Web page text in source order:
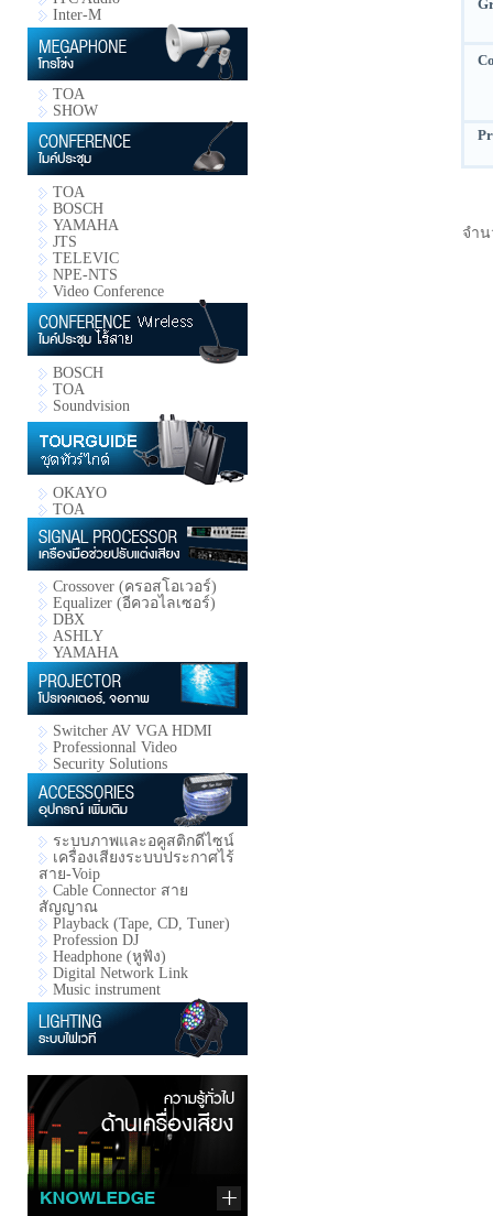
Inter-M
TOA
SHOW
TOA
BOSCH
YAMAHA
JTS
TELEVIC
NPE-NTS
Video Conference
BOSCH
TOA
Soundvision
OKAYO
TOA
Crossover (ครอสโอเวอร์)
Equalizer (อีควอไลเซอร์)
DBX
ASHLY
YAMAHA
Switcher AV VGA HDMI
Professionnal Video
Security Solutions
ระบบภาพและอคูสติกดีไซน์
เครื่องเสียงระบบประกาศไร้
สาย-Voip
Cable Connector สาย
สัญญาณ
Playback (Tape, CD, Tuner)
Profession DJ
Headphone (หูฟัง)
Digital Network Link
Music instrument
จำ